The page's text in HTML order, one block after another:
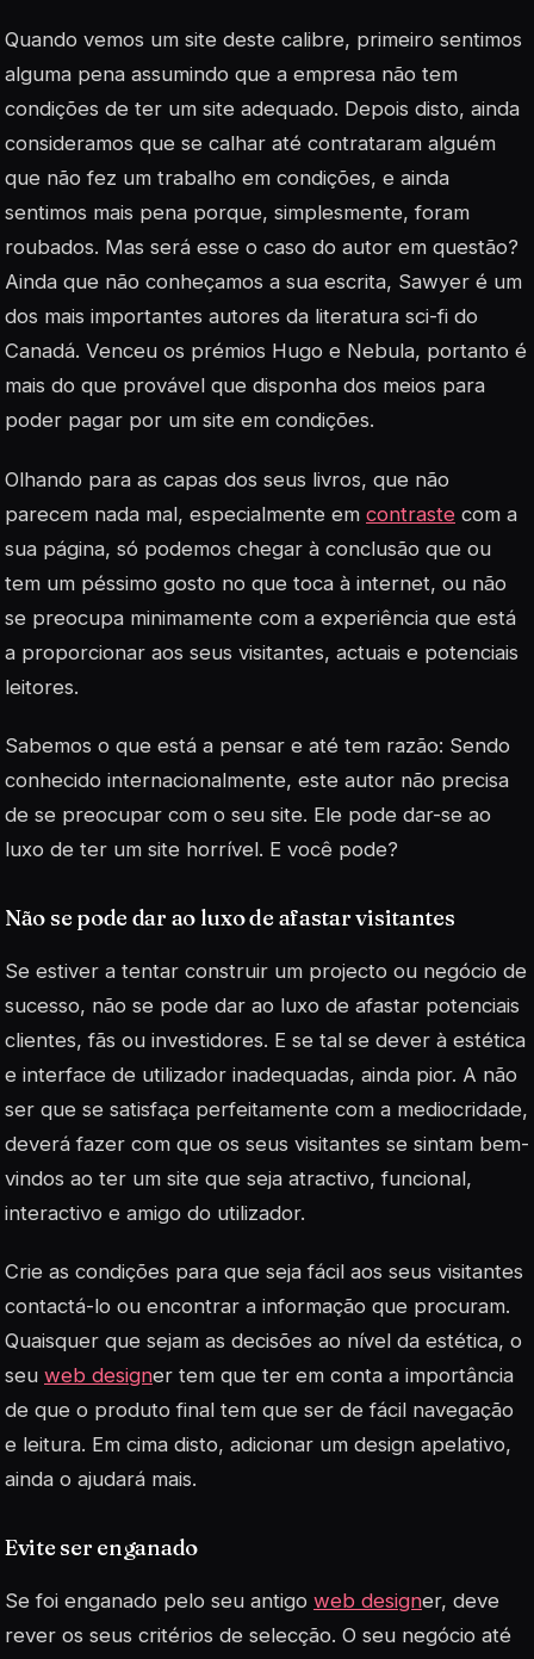
Quando vemos um site deste calibre, primeiro sentimos
alguma pena assumindo que a empresa não tem
condições de ter um site adequado. Depois disto, ainda
consideramos que se calhar até contrataram alguém
que não fez um trabalho em condições, e ainda
sentimos mais pena porque, simplesmente, foram
roubados. Mas será esse o caso do autor em questão?
Ainda que não conheçamos a sua escrita, Sawyer é um
dos mais importantes autores da literatura sci-fi do
Canadá. Venceu os prémios Hugo e Nebula, portanto é
mais do que provável que disponha dos meios para
poder pagar por um site em condições.
Olhando para as capas dos seus livros, que não
parecem nada mal, especialmente em contraste com a
sua página, só podemos chegar à conclusão que ou
tem um péssimo gosto no que toca à internet, ou não
se preocupa minimamente com a experiência que está
a proporcionar aos seus visitantes, actuais e potenciais
leitores.
Sabemos o que está a pensar e até tem razão: Sendo
conhecido internacionalmente, este autor não precisa
de se preocupar com o seu site. Ele pode dar-se ao
luxo de ter um site horrível. E você pode?
Não se pode dar ao luxo de afastar visitantes
Se estiver a tentar construir um projecto ou negócio de
sucesso, não se pode dar ao luxo de afastar potenciais
clientes, fãs ou investidores. E se tal se dever à estética
e interface de utilizador inadequadas, ainda pior. A não
ser que se satisfaça perfeitamente com a mediocridade,
deverá fazer com que os seus visitantes se sintam bem-
vindos ao ter um site que seja atractivo, funcional,
interactivo e amigo do utilizador.
Crie as condições para que seja fácil aos seus visitantes
contactá-lo ou encontrar a informação que procuram.
Quaisquer que sejam as decisões ao nível da estética, o
seu web designer tem que ter em conta a importância
de que o produto final tem que ser de fácil navegação
e leitura. Em cima disto, adicionar um design apelativo,
ainda o ajudará mais.
Evite ser enganado
Se foi enganado pelo seu antigo web designer, deve
rever os seus critérios de selecção. O seu negócio até